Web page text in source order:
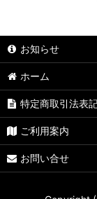
お知らせ
ホーム
特定商取引法表
ご利用案内
お問い合せ